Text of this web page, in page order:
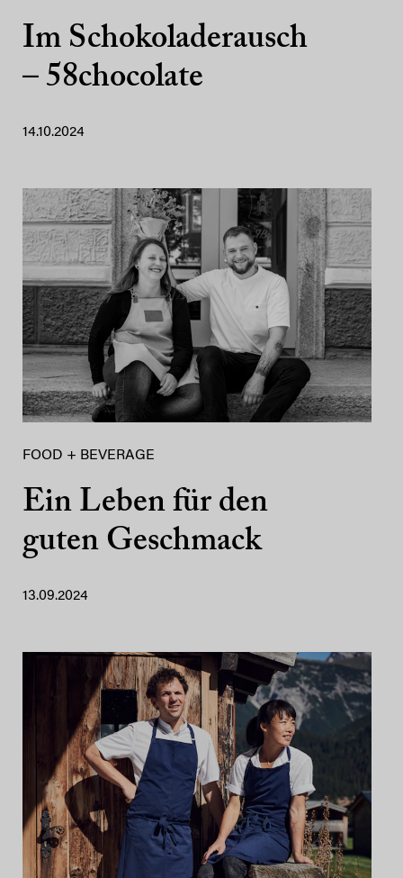
Im Schokoladerausch
– 58chocolate
14.10.2024
FOOD + BEVERAGE
Ein Leben für den
guten Geschmack
13.09.2024